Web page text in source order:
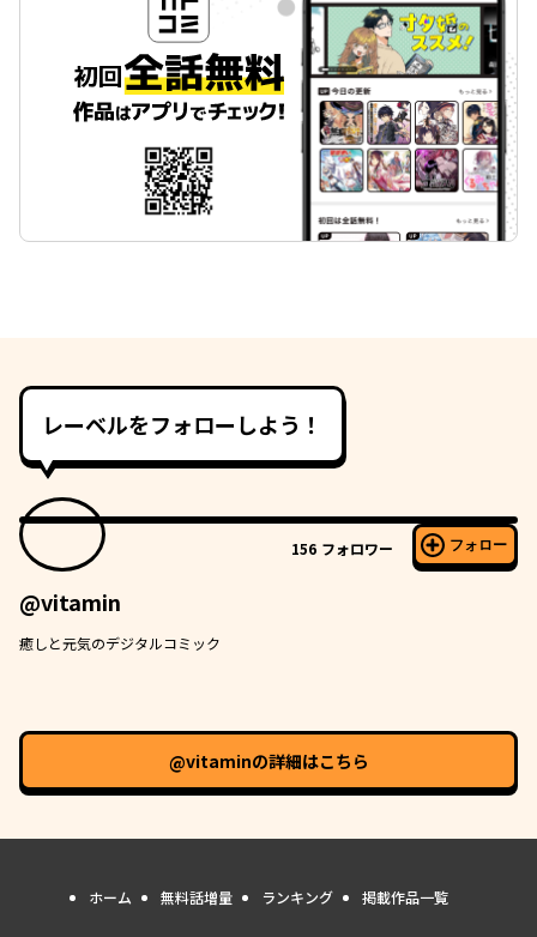
レーベルをフォローしよう！
156 フォロワー フォロー
@vitamin
癒しと元気のデジタルコミック
@vitaminの詳細はこちら
ホーム 無料話増量 ランキング 掲載作品一覧